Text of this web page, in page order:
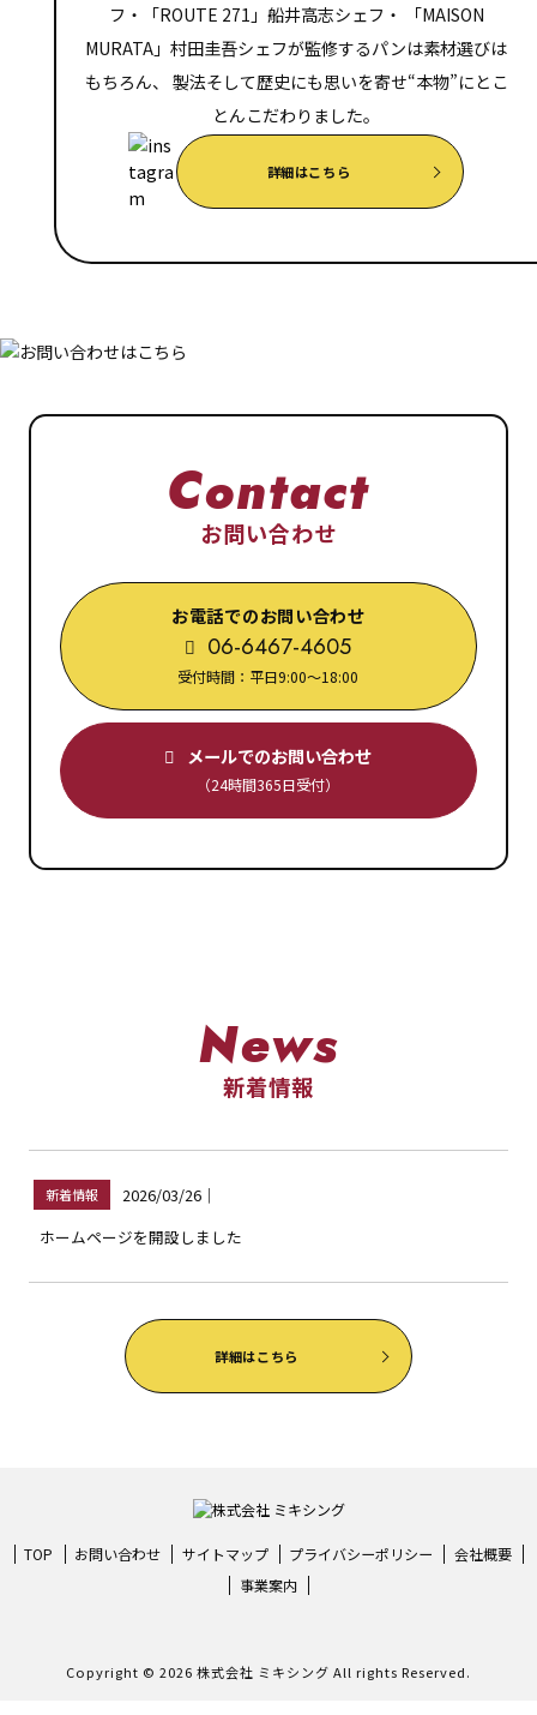
フ・「ROUTE 271」船井高志シェフ・
「MAISON
MURATA」村田圭吾シェフが監修するパンは素材選びは
もちろん、
製法そして歴史にも思いを寄せ“本物”にとこ
とんこだわりました。
詳細はこちら
Contact
お問い合わせ
お電話でのお問い合わせ
06-6467-4605
受付時間：平日9:00～18:00
メールでのお問い合わせ
（24時間365日受付）
News
新着情報
新着情報 2026/03/26 ｜
ホームページを開設しました
詳細はこちら
TOP お問い合わせ サイトマップ プライバシーポリシー
会社概要
事業案内
Copyright © 2026 株式会社 ミキシング All rights Reserved.